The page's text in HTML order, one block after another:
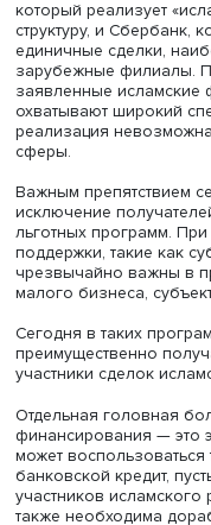
как правовых
стороны
операциях
сделках. В
финансирования в
услугами, что
финансовым
— Что показали
исламского
организациями?
— За последние
предпринимали
банкинга, но
операций, смогли
основном это были
этом сегменте
который реализует
структуру, и